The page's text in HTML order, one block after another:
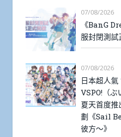
07/08/2026
《BanG
服封閉測試
07/08/2026
日本超人
VSPO!（ぶ
夏天首度
劃《Sail
彼方～》